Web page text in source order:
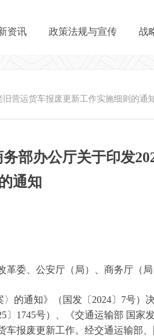
资讯 政策法规与宣传 战
部办公厅关于印发
通知
委、公安厅（局）、商务厅（局
通知》（国发〔2024〕7号）
1745号）、《交通运输部 国家
车报废更新工作。经交通运输部
营运货车报废更新工作实施细则的通